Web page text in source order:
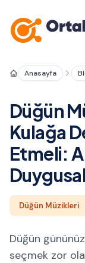
Anasayfa
Düğün
Kulağa
Etmeli:
Düğün Müzikleri
Düğün
seçmek zor